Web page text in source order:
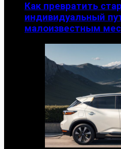
Как превратить
индивидуальный
малоизвестным